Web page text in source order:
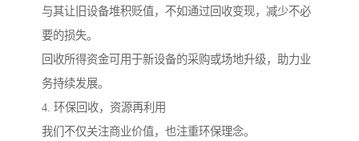
与其让旧设备堆积贬值，不如通过回收变现，减少不必
要的损失。
回收所得资金可用于新设备的采购或场地升级，助力业
务持续发展。
4. 环保回收，资源再利用
我们不仅关注商业价值，也注重环保理念。